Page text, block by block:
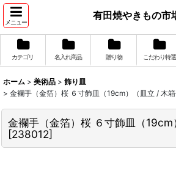
メニュー
有田焼やきもの市
カテゴリ 名入れ商品 贈り物 こだわり特選
ホーム > 美術品 > 飾り皿
> 金襴手（金箔）桜 ６寸飾皿（19cm）（皿立 / 木箱
金襴手（金箔）桜 ６寸飾皿（19cm
[238012]